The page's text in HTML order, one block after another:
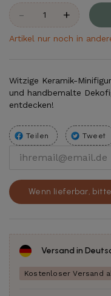
- +
Artikel nur noch in
Witzige Keramik-
und handbemalte
entdecken!
Teilen Tweet
Wenn lieferbar,
Versand in
Kostenloser Versand